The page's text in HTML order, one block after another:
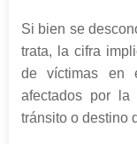
Si bien se
trata, la cifra
de víctimas en
afectados por
tránsito o destino